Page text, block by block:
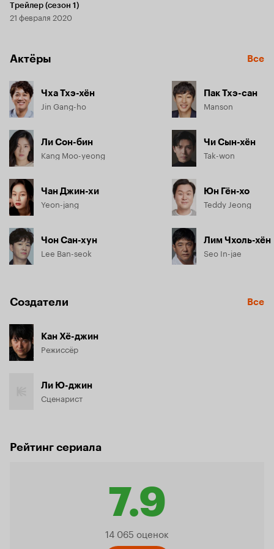
Трейлер (сезон 1)
21 февраля 2020
Актёры Все
Чха Тхэ-хён
Jin Gang-ho
Ли Сон-бин
Kang Moo-yeong
Чан Джин-хи
Yeon-jang
Чон Сан-хун
Lee Ban-seok
Пак Тхэ-сан
Manson
Чи Сын-хён
Tak-won
Юн Гён-хо
Teddy Jeong
Лим Чхоль-хён
Seo In-jae
Создатели Все
Кан Хё-джин
Режиссёр
Ли Ю-джин
Сценарист
Рейтинг сериала
7.9
Рейтинг
14 065 оценок